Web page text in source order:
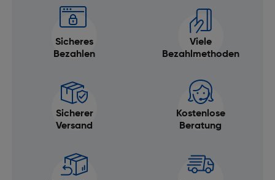
Akku/Batterie
Akku-/Batteriebetriebsdauer [h]: 10
Grafikkarte-Familie: Apple
Speicher
Bildschirm
Sicheres
Bezahlen
Viele
Bezahlmethoden
Sicherer
Versand
Kostenlose
Beratung